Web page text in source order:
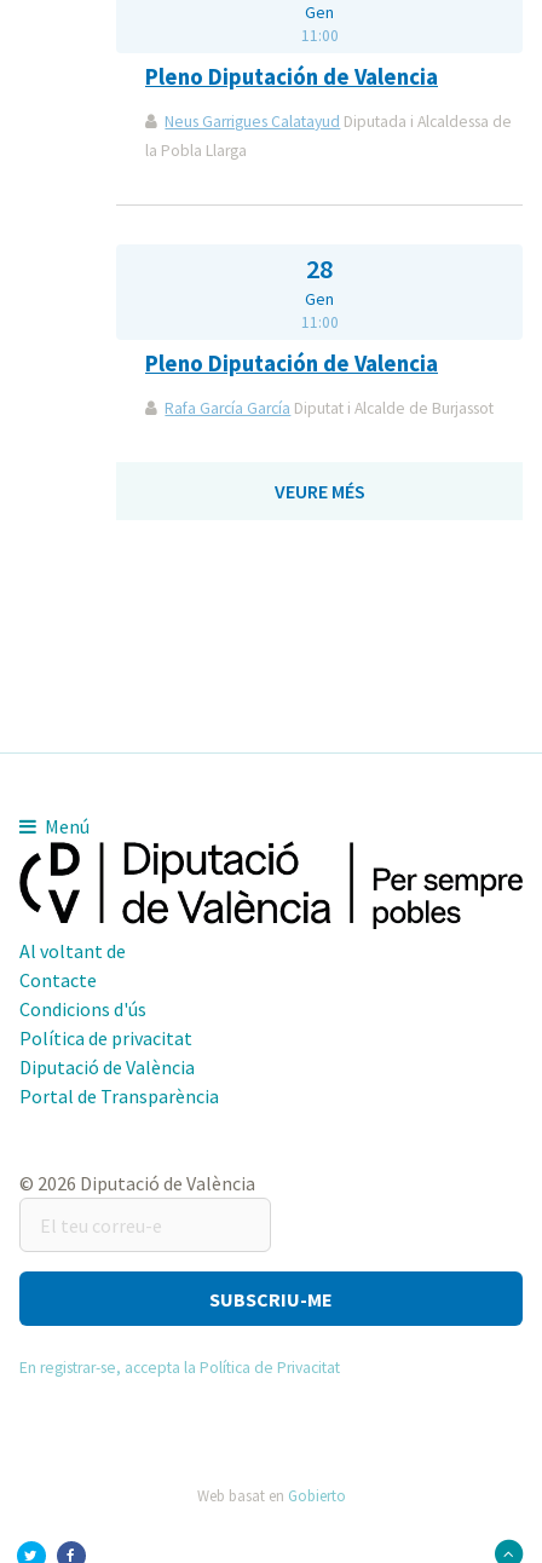
Gen
11:00
Pleno Diputación de Valencia
Neus Garrigues Calatayud Diputada i Alcaldessa de
la Pobla Llarga
28
Gen
11:00
Pleno Diputación de Valencia
Rafa García García Diputat i Alcalde de Burjassot
VEURE MÉS
Menú
Al voltant de
Contacte
Condicions d'ús
Política de privacitat
Diputació de València
Portal de Transparència
© 2026 Diputació de València
teu
correu-
En registrar-se, accepta la Política de Privacitat
Web basat en Gobierto